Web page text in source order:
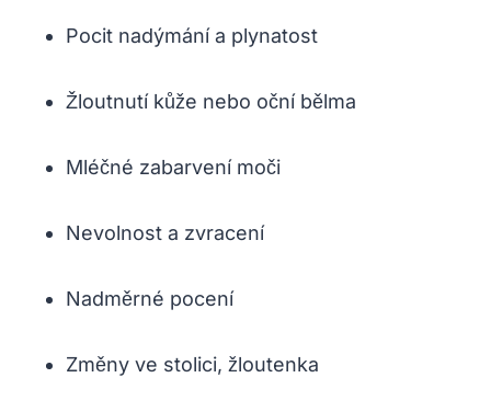
Pocit nadýmání a plynatost
Žloutnutí kůže nebo oční bělma
Mléčné zabarvení moči
Nevolnost a zvracení
Nadměrné pocení
Změny ve stolici, žloutenka